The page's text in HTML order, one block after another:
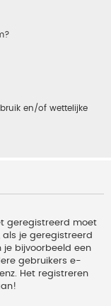
en/of wettelijke
geregistreerd moet
je geregistreerd
je bijvoorbeeld een
gebruikers e-
Het registreren